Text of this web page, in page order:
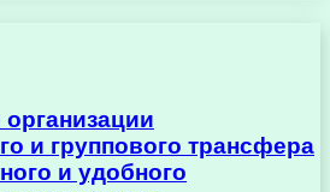
и группового трансфера
и удобного